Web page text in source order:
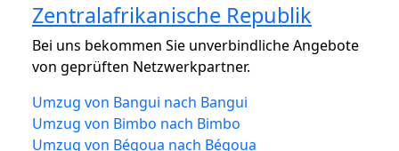
Zentralafrikanische Republik
Bei uns bekommen Sie unverbindliche Angebote
von geprüften Netzwerkpartner.
Umzug von Bangui nach Bangui
Umzug von Bimbo nach Bimbo
Umzug von Bégoua nach Bégoua